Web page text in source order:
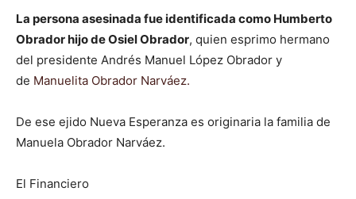
La persona asesinada fue identificada como Humberto
Obrador hijo de Osiel Obrador, quien esprimo hermano
del presidente Andrés Manuel López Obrador y
de Manuelita Obrador Narváez.
De ese ejido Nueva Esperanza es originaria la familia de
Manuela Obrador Narváez.
El Financiero